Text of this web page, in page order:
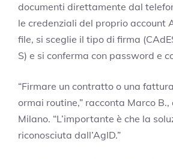
documenti direttamente dal
le credenziali del proprio account
file, si sceglie il tipo di firma
S) e si conferma con password e
“Firmare un contratto o una
ormai routine,” racconta Marco
Milano. “L’importante è che la
riconosciuta dall’AgID.”